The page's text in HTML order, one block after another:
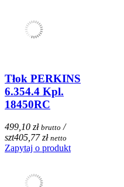
Tłok PERKINS
6.354.4 Kpl.
18450RC
499,10 zł brutto /
szt405,77 zł netto
Zapytaj o produkt